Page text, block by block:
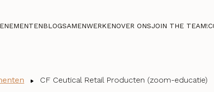
BLOGSAMENWERKENOVER ONSJOIN THE TEAM!
CF Ceutical Retail Producten (zoom-educatie)